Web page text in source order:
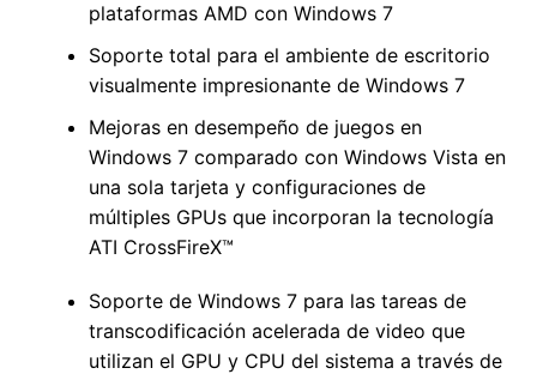
plataformas AMD con Windows 7
Soporte total para el ambiente de escritorio
visualmente impresionante de Windows 7
Mejoras en desempeño de juegos en
Windows 7 comparado con Windows Vista en
una sola tarjeta y configuraciones de
múltiples GPUs que incorporan la tecnología
ATI CrossFireX™
Soporte de Windows 7 para las tareas de
transcodificación acelerada de video que
utilizan el GPU y CPU del sistema a través de